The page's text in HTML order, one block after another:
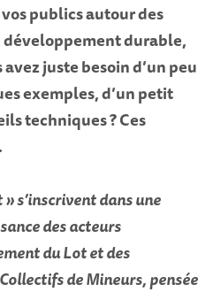
publics autour des
durable,
juste besoin d’un peu
exemples, d’un petit
techniques ? Ces
s’inscrivent dans une
des acteurs
du Lot et des
de Mineurs, pensée